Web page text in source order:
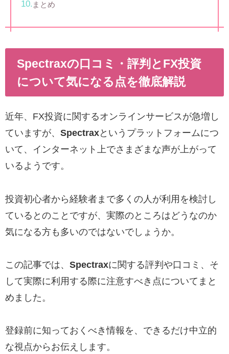
まとめ
Spectraxの口コミ・評判とFX投資
について気になる点を徹底解説
近年、FX投資に関するオンラインサービスが急増し
ていますが、 Spectraxというプラットフォームにつ
いて、インターネット上でさまざまな声が上がって
いるようです。
投資初心者から経験者まで多くの人が利用を検討し
ているとのことですが、実際のところはどうなのか
気になる方も多いのではないでしょうか。
この記事では、 Spectraxに関する評判や口コミ、そ
して実際に利用する際に注意すべき点についてまと
めました。
登録前に知っておくべき情報を、できるだけ中立的
な視点からお伝えします。